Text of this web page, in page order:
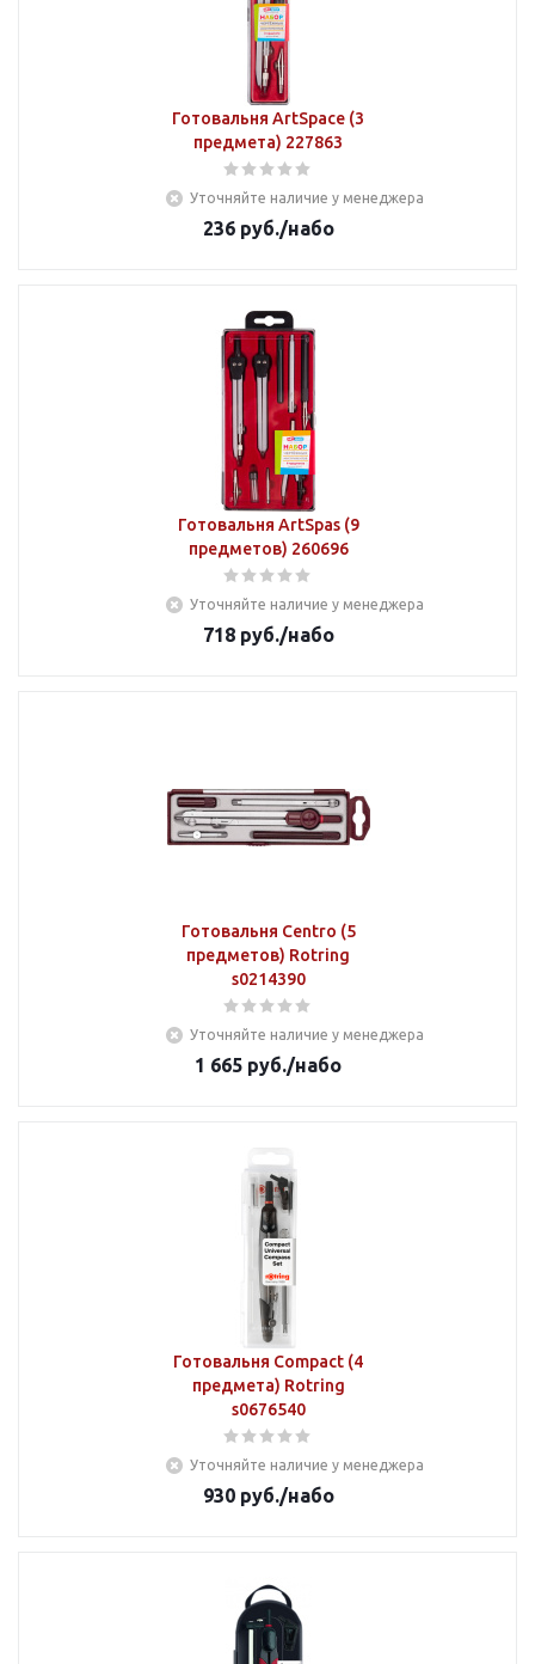
Готовальня ArtSpace (3
предмета) 227863
Уточняйте наличие у менеджера
236руб./набо
Готовальня ArtSpas (9
предметов) 260696
Уточняйте наличие у менеджера
718руб./набо
Готовальня Centro (5
предметов) Rotring
s0214390
Уточняйте наличие у менеджера
1 665 руб./набо
Готовальня Compact (4
предмета) Rotring
s0676540
Уточняйте наличие у менеджера
930руб./набо